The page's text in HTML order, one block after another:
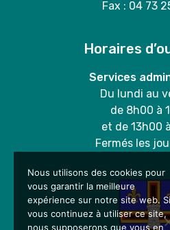
Fax : 04 73
Horaires
Services
Du lundi au
de 8h00 à
et de 13h00
Fermés les
Nous utilisons des cookies pour
vous garantir la meilleure
expérience sur notre site web. Si
vous continuez à utiliser ce site,
nous supposerons que vous en